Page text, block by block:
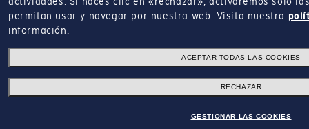
permitan usar y navegar por nuestra web.
Visita nuestra
información.
ACEPTAR TODAS LAS COOKIES
RECHAZAR
GESTIONAR LAS COOKIES